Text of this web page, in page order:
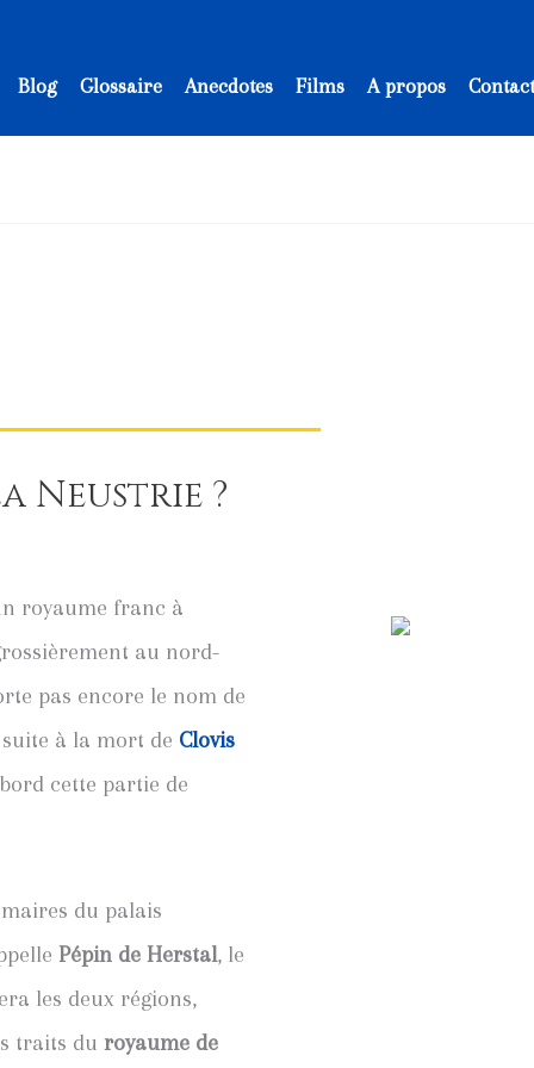
Blog Glossaire Anecdotes Films A propos
Neustrie ?
royaume franc à
au nord-
pas encore le nom de
à la mort de Clovis
cette partie de
du palais
Pépin de Herstal, le
les deux régions,
traits du royaume de